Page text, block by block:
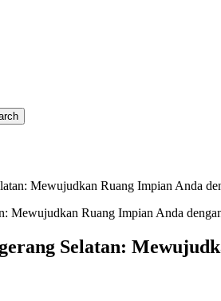
Mewujudkan Ruang Impian Anda
Selatan: